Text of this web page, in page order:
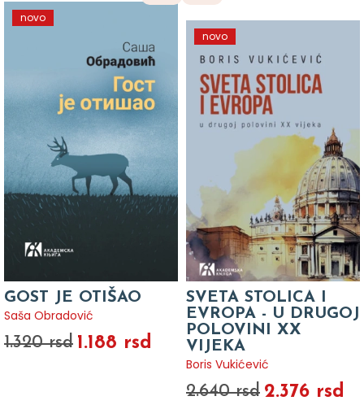
novo
GOST JE OTIŠAO
Saša Obradović
1.320 rsd 1.188 rsd
novo
SVETA STOLICA I
EVROPA - U DRUGOJ
POLOVINI XX
VIJEKA
Boris Vukićević
2.640 rsd 2.376 rsd